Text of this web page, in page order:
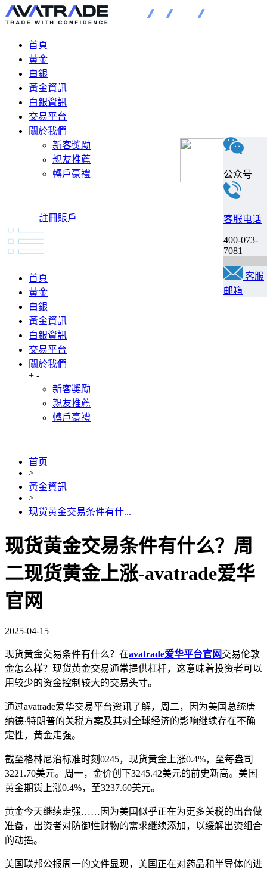
首頁
黃金
白銀
黃金資訊
白銀資訊
交易平台
關於我們
新客獎勵
親友推薦
轉戶豪禮
註冊賬戶
首頁
黃金
白銀
黃金資訊
白銀資訊
交易平台
關於我們
+ -
新客獎勵
親友推薦
轉戶豪禮
首页
>
黃金資訊
>
现货黄金交易条件有什...
现货黄金交易条件有什么？周
二现货黄金上涨-avatrade爱华
官网
2025-04-15
现货黄金交易条件有什么？在avatrade爱华平台官网交易伦敦
金怎么样？现货黄金交易通常提供杠杆，这意味着投资者可以
用较少的资金控制较大的交易头寸。
通过avatrade爱华交易平台资讯了解，周二，因为美国总统唐
纳德·特朗普的关税方案及其对全球经济的影响继续存在不确
定性，黄金走强。
截至格林尼治标准时刻0245，现货黄金上涨0.4%，至每盎司
3221.70美元。周一，金价创下3245.42美元的前史新高。美国
黄金期货上涨0.4%，至3237.60美元。
黄金今天继续走强……因为美国似乎正在为更多关税的出台做
准备，出资者对防御性财物的需求继续添加，以缓解出资组合
的动摇。
美国联邦公报周一的文件显现，美国正在对药品和半导体的进
公众号
客服电话
400-073-
7081
客服
邮箱